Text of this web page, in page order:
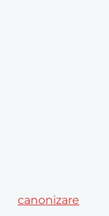
canonizare